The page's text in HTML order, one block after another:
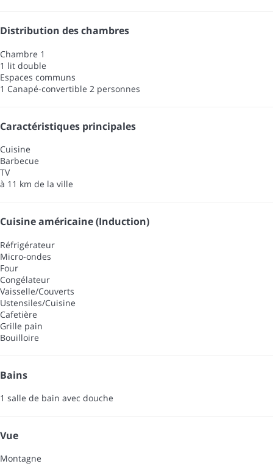
Distribution des chambres
Chambre 1
1 lit double
Espaces communs
1 Canapé-convertible 2 personnes
Caractéristiques principales
Cuisine
Barbecue
TV
à 11 km de la ville
Cuisine américaine (Induction)
Réfrigérateur
Micro-ondes
Four
Congélateur
Vaisselle/Couverts
Ustensiles/Cuisine
Cafetière
Grille pain
Bouilloire
Bains
1 salle de bain avec douche
Vue
Montagne